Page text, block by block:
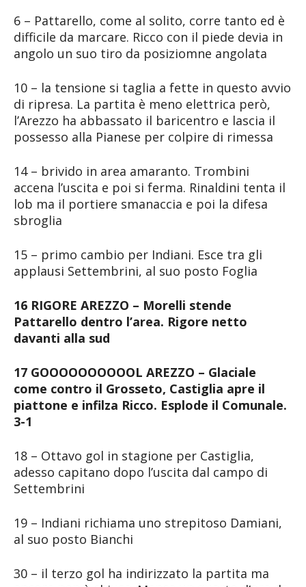
6 – Pattarello, come al solito, corre tanto ed è
difficile da marcare. Ricco con il piede devia in
angolo un suo tiro da posiziomne angolata
10 – la tensione si taglia a fette in questo avvio
di ripresa. La partita è meno elettrica però,
l’Arezzo ha abbassato il baricentro e lascia il
possesso alla Pianese per colpire di rimessa
14 – brivido in area amaranto. Trombini
accena l’uscita e poi si ferma. Rinaldini tenta il
lob ma il portiere smanaccia e poi la difesa
sbroglia
15 – primo cambio per Indiani. Esce tra gli
applausi Settembrini, al suo posto Foglia
16 RIGORE AREZZO – Morelli stende
Pattarello dentro l’area. Rigore netto
davanti alla sud
17 GOOOOOOOOOOL AREZZO – Glaciale
come contro il Grosseto, Castiglia apre il
piattone e infilza Ricco. Esplode il Comunale.
3-1
18 – Ottavo gol in stagione per Castiglia,
adesso capitano dopo l’uscita dal campo di
Settembrini
19 – Indiani richiama uno strepitoso Damiani,
al suo posto Bianchi
30 – il terzo gol ha indirizzato la partita ma